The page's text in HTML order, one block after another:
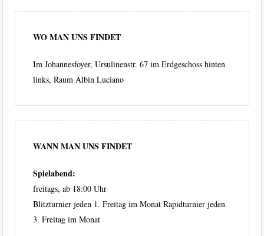
WO MAN UNS FINDET
Im Johannesfoyer, Ursulinenstr. 67 im Erdgeschoss hinten
links, Raum Albin Luciano
WANN MAN UNS FINDET
Spielabend:
freitags, ab 18:00 Uhr
Blitzturnier jeden 1. Freitag im Monat Rapidturnier jeden
3. Freitag im Monat